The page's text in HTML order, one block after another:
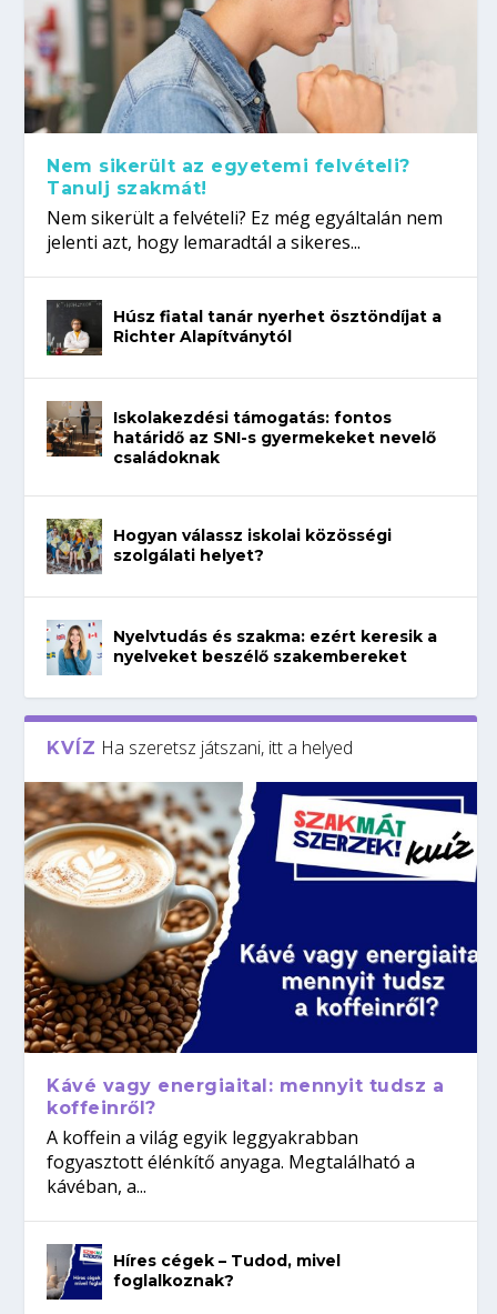
Nem sikerült az egyetemi felvételi?
Tanulj szakmát!
Nem sikerült a felvételi? Ez még egyáltalán nem
jelenti azt, hogy lemaradtál a sikeres...
Húsz fiatal tanár nyerhet ösztöndíjat a
Richter Alapítványtól
Iskolakezdési támogatás: fontos
határidő az SNI-s gyermekeket nevelő
családoknak
Hogyan válassz iskolai közösségi
szolgálati helyet?
Nyelvtudás és szakma: ezért keresik a
nyelveket beszélő szakembereket
KVÍZ Ha szeretsz játszani, itt a helyed
Kávé vagy energiaital: mennyit tudsz a
koffeinről?
A koffein a világ egyik leggyakrabban
fogyasztott élénkítő anyaga. Megtalálható a
kávéban, a...
Híres cégek – Tudod, mivel
foglalkoznak?